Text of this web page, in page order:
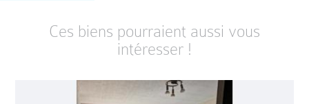
Ces biens pourraient aussi vous
intéresser !